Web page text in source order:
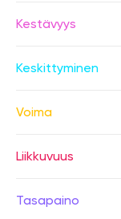
Kestävyys
Keskittyminen
Voima
Liikkuvuus
Tasapaino